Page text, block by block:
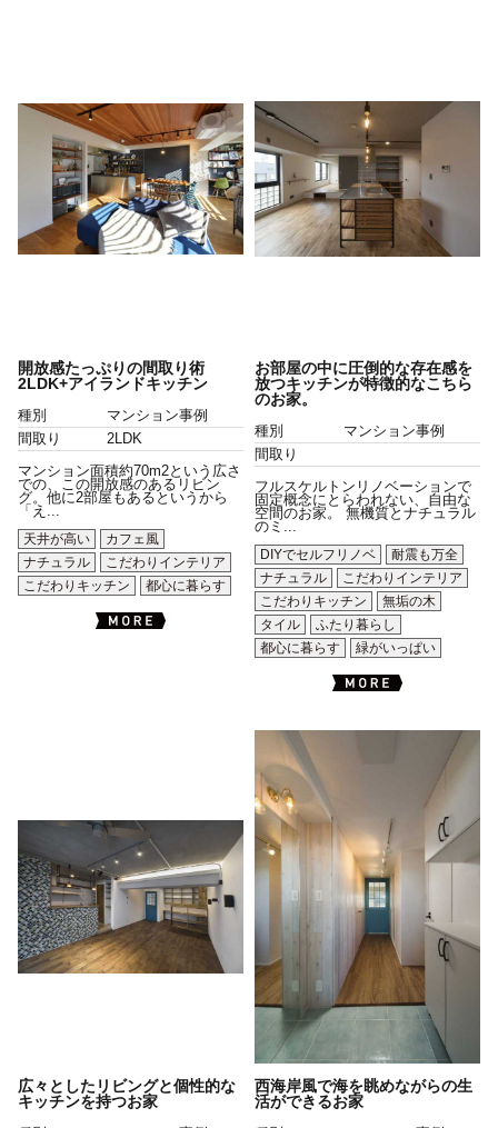
開放感たっぷりの間取り術
2LDK+アイランドキッチン
種別
マンション事例
間取り
2LDK
マンション面積約70m2という広さ
での、この開放感のあるリビン
グ。他に2部屋もあるというから
「え...
天井が高い
カフェ風
ナチュラル
こだわりインテリア
こだわりキッチン
都心に暮らす
お部屋の中に圧倒的な存在感を
放つキッチンが特徴的なこちら
のお家。
種別
マンション事例
間取り
フルスケルトンリノベーションで
固定概念にとらわれない、自由な
空間のお家。 無機質とナチュラル
のミ...
DIYでセルフリノベ
耐震も万全
ナチュラル
こだわりインテリア
こだわりキッチン
無垢の木
タイル
ふたり暮らし
都心に暮らす
緑がいっぱい
広々としたリビングと個性的な
キッチンを持つお家
西海岸風で海を眺めながらの生
活ができるお家